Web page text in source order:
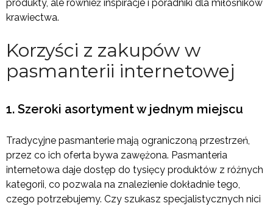
produkty, ale również inspiracje i poradniki dla miłośników
krawiectwa.
Korzyści z zakupów w
pasmanterii internetowej
1. Szeroki asortyment w jednym miejscu
Tradycyjne pasmanterie mają ograniczoną przestrzeń,
przez co ich oferta bywa zawężona. Pasmanteria
internetowa daje dostęp do tysięcy produktów z różnych
kategorii, co pozwala na znalezienie dokładnie tego,
czego potrzebujemy. Czy szukasz specjalistycznych nici